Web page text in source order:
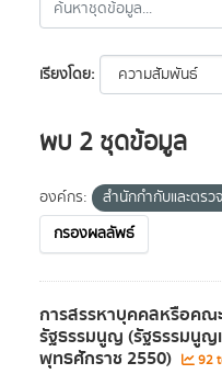
เรียงโดย
พบ 2 ชุดข้อมูล
องค์กร:
สำนักกำกับและตรว
กรองผลลัพธ์
การสรรหาบุคคลหรือคณ
รัฐธรรมนูญ (รัฐธรรมนูญ
พุทธศักราช 2550) 92